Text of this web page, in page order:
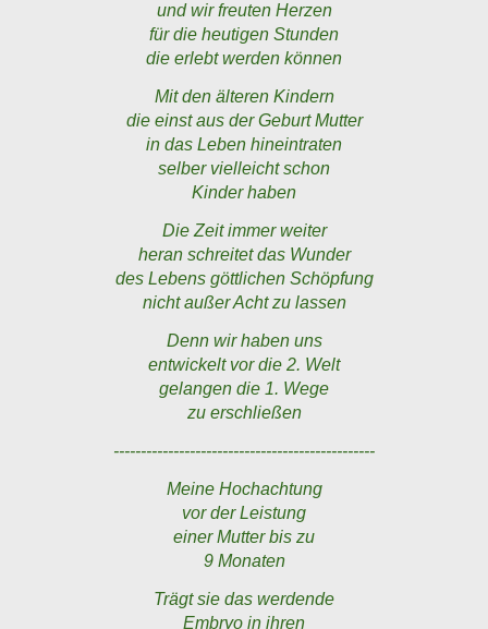
und wir freuten Herzen
für die heutigen Stunden
die erlebt werden können
Mit den älteren Kindern
die einst aus der Geburt Mutter
in das Leben hineintraten
selber vielleicht schon
Kinder haben
Die Zeit immer weiter
heran schreitet das Wunder
des Lebens göttlichen Schöpfung
nicht außer Acht zu lassen
Denn wir haben uns
entwickelt vor die 2. Welt
gelangen die 1. Wege
zu erschließen
------------------------------------------------
Meine Hochachtung
vor der Leistung
einer Mutter bis zu
9 Monaten
Trägt sie das werdende
Embryo in ihren